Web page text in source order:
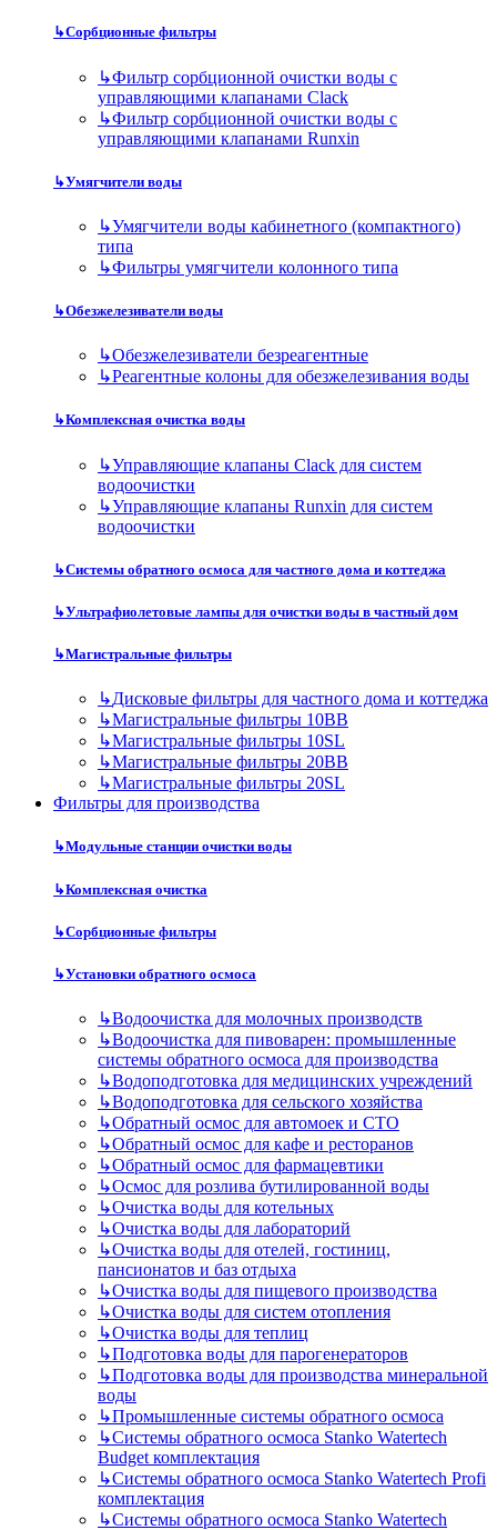
↳Сорбционные фильтры
↳Фильтр сорбционной очистки воды с
управляющими клапанами Clack
↳Фильтр сорбционной очистки воды с
управляющими клапанами Runxin
↳Умягчители воды
↳Умягчители воды кабинетного (компактного)
типа
↳Фильтры умягчители колонного типа
↳Обезжелезиватели воды
↳Обезжелезиватели безреагентные
↳Реагентные колоны для обезжелезивания воды
↳Комплексная очистка воды
↳Управляющие клапаны Clack для систем
водоочистки
↳Управляющие клапаны Runxin для систем
водоочистки
↳Системы обратного осмоса для частного дома и коттеджа
↳Ультрафиолетовые лампы для очистки воды в частный дом
↳Магистральные фильтры
↳Дисковые фильтры для частного дома и коттеджа
↳Магистральные фильтры 10BB
↳Магистральные фильтры 10SL
↳Магистральные фильтры 20BB
↳Магистральные фильтры 20SL
Фильтры для производства
↳Модульные станции очистки воды
↳Комплексная очистка
↳Сорбционные фильтры
↳Установки обратного осмоса
↳Водоочистка для молочных производств
↳Водоочистка для пивоварен: промышленные
системы обратного осмоса для производства
↳Водоподготовка для медицинских учреждений
↳Водоподготовка для сельского хозяйства
↳Обратный осмос для автомоек и СТО
↳Обратный осмос для кафе и ресторанов
↳Обратный осмос для фармацевтики
↳Осмос для розлива бутилированной воды
↳Очистка воды для котельных
↳Очистка воды для лабораторий
↳Очистка воды для отелей, гостиниц,
пансионатов и баз отдыха
↳Очистка воды для пищевого производства
↳Очистка воды для систем отопления
↳Очистка воды для теплиц
↳Подготовка воды для парогенераторов
↳Подготовка воды для производства минеральной
воды
↳Промышленные системы обратного осмоса
↳Системы обратного осмоса Stanko Watertech
Budget комплектация
↳Системы обратного осмоса Stanko Watertech Profi
комплектация
↳Системы обратного осмоса Stanko Watertech